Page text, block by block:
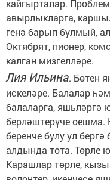
кайгырталар.
авырлыкларга,
генә барып булмый,
Октябрят, пионер,
калган мизгелләре.
Лия Ильина. Бөтен
искеләре. Балалар
балаларга, яшьләргә
берләштерүче оешма.
беренче булу ул
алдында тота. Төрле
Карашлар төрле,